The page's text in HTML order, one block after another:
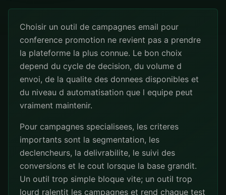
Choisir un outil de campagnes email pour
conference promotion ne revient pas a prendre
la plateforme la plus connue. Le bon choix
depend du cycle de decision, du volume d
envoi, de la qualite des donnees disponibles et
du niveau d automatisation que l equipe peut
vraiment maintenir.
Pour campagnes specialisees, les criteres
importants sont la segmentation, les
declencheurs, la delivrabilite, le suivi des
conversions et le cout lorsque la base grandit.
Un outil trop simple bloque vite; un outil trop
lourd ralentit les campagnes et rend chaque test